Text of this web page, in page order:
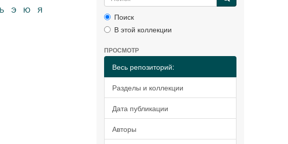
Ь Э Ю Я
Поиск
В этой коллекции
ПРОСМОТР
Весь репозиторий:
Разделы и коллекции
Дата публикации
Авторы